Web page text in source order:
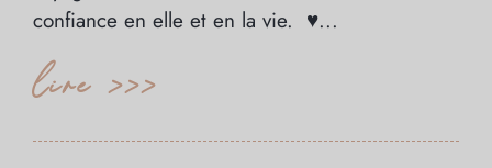
confiance en elle et en la vie. ♥...
lire >>>